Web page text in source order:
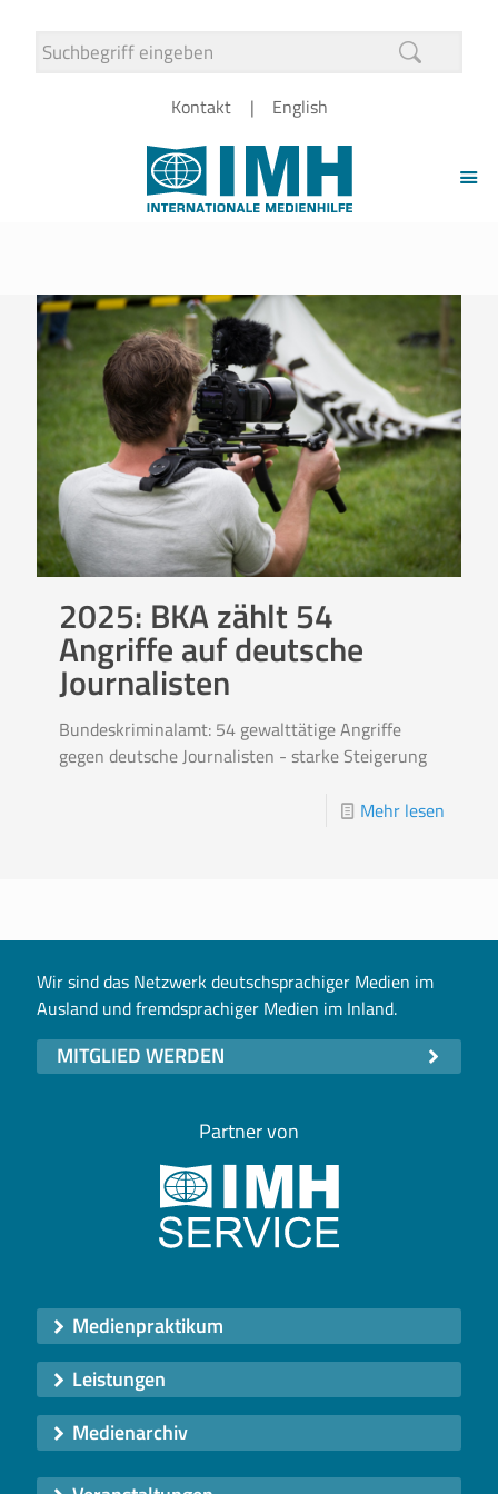
Kontakt English
2025: BKA zählt 54
Angriffe auf deutsche
Journalisten
Bundeskriminalamt: 54 gewalttätige Angriffe
gegen deutsche Journalisten - starke Steigerung
Mehr lesen
Wir sind das Netzwerk deutschsprachiger Medien im
Ausland und fremdsprachiger Medien im Inland.
MITGLIED WERDEN
Partner von
Medienpraktikum
Leistungen
Medienarchiv